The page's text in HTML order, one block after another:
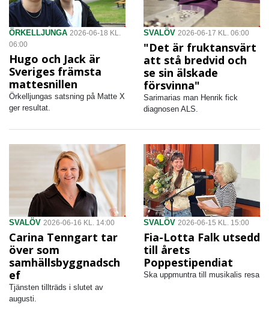
ÖRKELLJUNGA 2026-06-18 KL.
06:00
Hugo och Jack är
Sveriges främsta
mattesnillen
Örkelljungas satsning på Matte X
ger resultat.
SVALÖV 2026-06-17 KL. 06:00
"Det är fruktansvärt
att stå bredvid och
se sin älskade
försvinna"
Sarimarias man Henrik fick
diagnosen ALS.
SVALÖV 2026-06-16 KL. 14:00
Carina Tenngart tar
över som
samhällsbyggnadsch
ef
Tjänsten tillträds i slutet av
augusti.
SVALÖV 2026-06-15 KL. 15:00
Fia-Lotta Falk utsedd
till årets
Poppestipendiat
Ska uppmuntra till musikalis resa